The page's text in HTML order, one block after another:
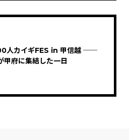
人カイギFES in 甲信越 ──
甲府に集結した一日